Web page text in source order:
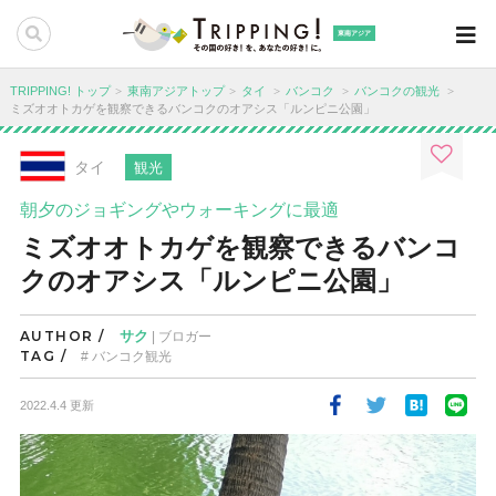
東南アジア
TRIPPING! トップ 東南アジアトップ タイ バンコク
バンコクの観光
ミズオオトカゲを観察できるバンコクのオアシス「ルンピニ公園」
タイ 観光
朝夕のジョギングやウォーキングに最適
ミズオオトカゲを観察できるバンコ
クのオアシス「ルンピニ公園」
AUTHOR / サク | ブロガー
TAG / バンコク観光
2022.4.4 更新